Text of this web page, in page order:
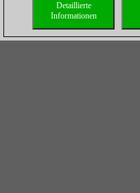
Detaillierte
Informationen